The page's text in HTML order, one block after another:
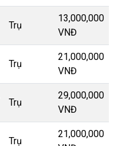
Trụ
13,000,000
VNĐ
Trụ
21,000,000
VNĐ
Trụ
29,000,000
VNĐ
Trụ
21,000,000